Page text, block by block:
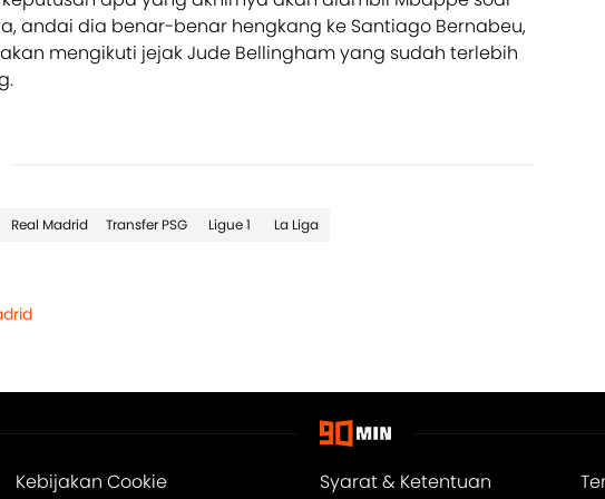
andai dia benar-benar hengkang ke Santiago Bernabeu,
mengikuti jejak Jude Bellingham yang sudah terlebih
Real Madrid Transfer PSG Ligue 1 La Liga
Kebijakan Cookie Syarat & Ketentuan